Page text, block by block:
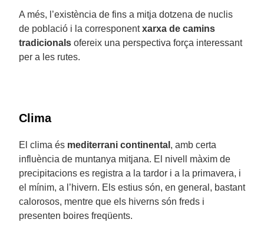
A més, l’existència de fins a mitja dotzena de nuclis
de població i la corresponentxarxa de camins
tradicionals ofereix una perspectiva força interessant
per a les rutes.
Clima
El clima és mediterrani continental , amb certa
influència de muntanya mitjana. El nivell màxim de
precipitacions es registra a la tardor i a la primavera, i
el mínim, a l’hivern. Els estius són, en general, bastant
calorosos, mentre que els hiverns són freds i
presenten boires freqüents.